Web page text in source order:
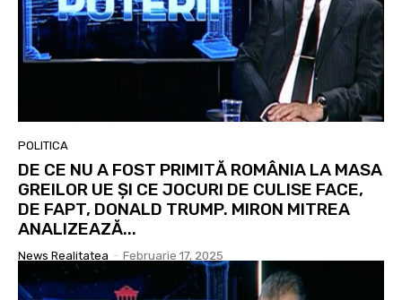
POLITICA
DE CE NU A FOST PRIMITĂ ROMÂNIA LA MASA
GREILOR UE ȘI CE JOCURI DE CULISE FACE,
DE FAPT, DONALD TRUMP. MIRON MITREA
ANALIZEAZĂ...
News Realitatea - Februarie 17, 2025